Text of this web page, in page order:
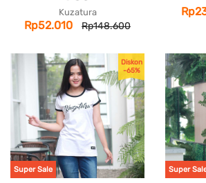
Kuzatura
Rp52.010 Rp148.600
Diskon
-65%
Super Sale Super